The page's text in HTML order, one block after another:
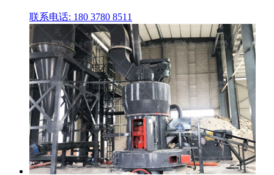
联系电话: 180 3780 8511